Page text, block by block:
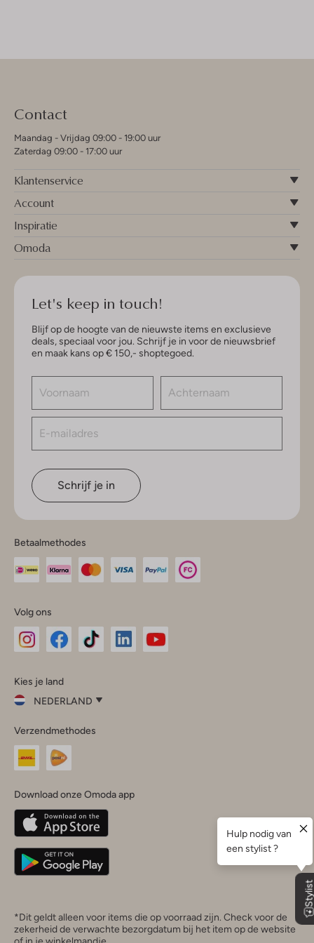
Contact
Maandag - Vrijdag 09:00 - 19:00 uur
Zaterdag 09:00 - 17:00 uur
Klantenservice
Account
Inspiratie
Omoda
Let's keep in touch!
Blijf op de hoogte van de nieuwste items en exclusieve
deals, speciaal voor jou. Schrijf je in voor de nieuwsbrief
en maak kans op € 150,- shoptegoed.
Schrijf je in
Betaalmethodes
Volg ons
InstagramFacebook
Kies je land
NEDERLAND
je
land
Nederland
Belgique(Français)
Deutschland
Verzendmethodes
Download onze Omoda app
*Dit geldt alleen voor items die op voorraad zijn. Check voor de
zekerheid de verwachte bezorgdatum bij het item op de website